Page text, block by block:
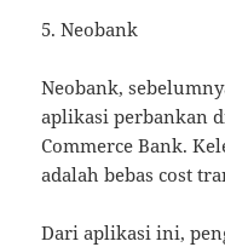
5. Neobank
Neobank,
aplikasi perbankan
Commerce Bank.
adalah bebas cost
Dari aplikasi ini,